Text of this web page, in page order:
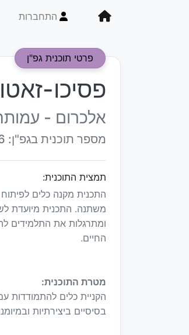
התחברות
פרטי תוכנית גפ"ן
פסיכו-
אלכרום -
מספר תוכנית בגפ"ן: 1006
תמצית התוכנית:
התכנית מקנה כלים
משתנה. התכנית מיועדת
ומתרגלות את התלמידים
החיים.
מטרת התוכנית:
הקניית כלים להתמודדות
בסיסיים ביצירתיות